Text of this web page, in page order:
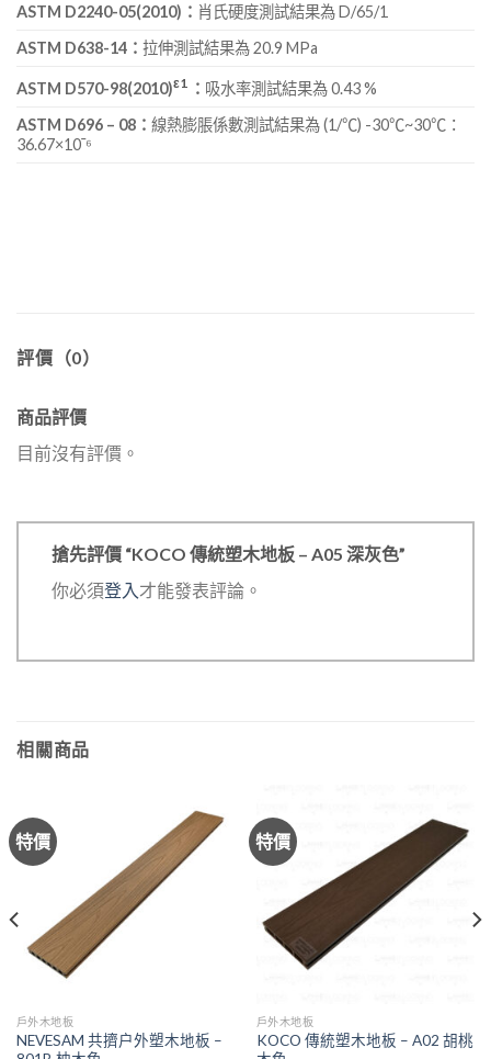
ASTM D2240-05(2010)： 肖氏硬度測試結果為 D/65/1
ASTM D638-14： 拉伸測試結果為 20.9 MPa
ASTM D570-98(2010)ε1 ： 吸水率測試結果為 0.43 %
ASTM D696 – 08： 線熱膨脹係數測試結果為 (1/℃) -30℃~30℃：
36.67×10¯⁶
評價（0）
商品評價
目前沒有評價。
搶先評價 “KOCO 傳統塑木地板 – A05 深灰色”
你必須登入才能發表評論。
相關商品
特價
戶外木地板
NEVESAM 共擠户外塑木地板 –
特價
戶外木地板
KOCO 傳統塑木地板 – A02 胡桃